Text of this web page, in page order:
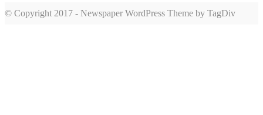
© Copyright 2017 - Newspaper WordPress Theme by TagDiv